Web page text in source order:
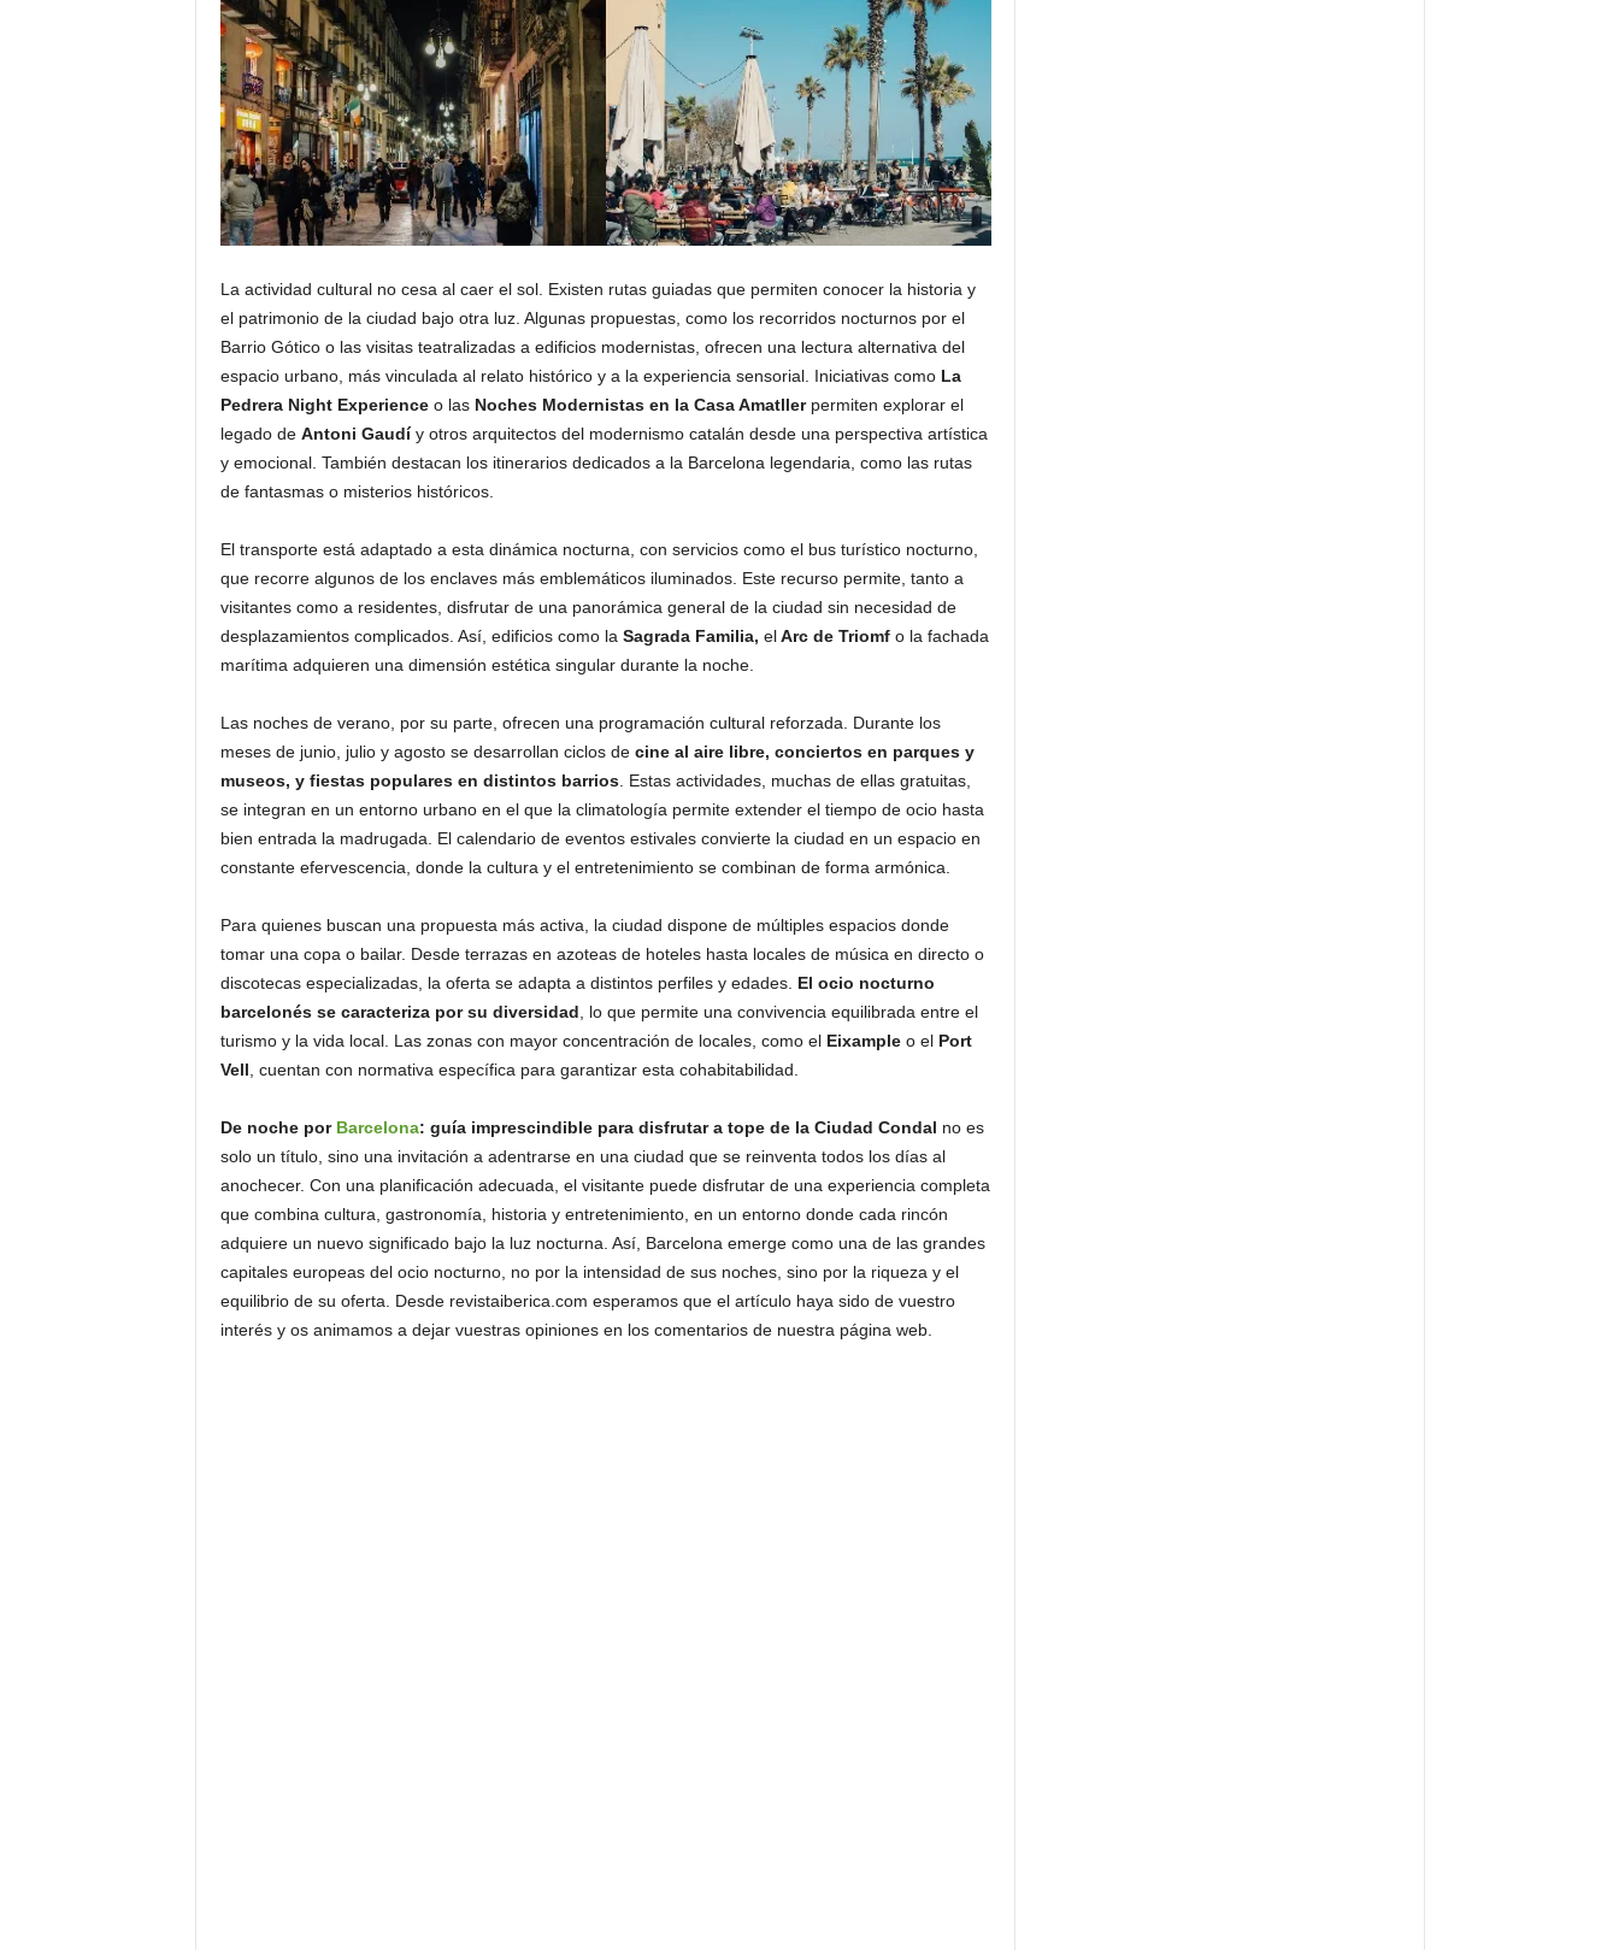
La actividad cultural no cesa al caer el sol. Existen rutas guiadas que permiten conocer la historia y
el patrimonio de la ciudad bajo otra luz. Algunas propuestas, como los recorridos nocturnos por el
Barrio Gótico o las visitas teatralizadas a edificios modernistas, ofrecen una lectura alternativa del
espacio urbano, más vinculada al relato histórico y a la experiencia sensorial. Iniciativas como La
Pedrera Night Experienceo las Noches Modernistas en la Casa Amatllerpermiten explorar el
legado de Antoni Gaudíy otros arquitectos del modernismo catalán desde una perspectiva artística
y emocional. También destacan los itinerarios dedicados a la Barcelona legendaria, como las rutas
de fantasmas o misterios históricos.
El transporte está adaptado a esta dinámica nocturna, con servicios como el bus turístico nocturno,
que recorre algunos de los enclaves más emblemáticos iluminados. Este recurso permite, tanto a
visitantes como a residentes, disfrutar de una panorámica general de la ciudad sin necesidad de
desplazamientos complicados. Así, edificios como la Sagrada Familia, elArc de Triomfo la fachada
marítima adquieren una dimensión estética singular durante la noche.
Las noches de verano, por su parte, ofrecen una programación cultural reforzada. Durante los
meses de junio, julio y agosto se desarrollan ciclos decine al aire libre, conciertos en parques y
museos, y fiestas populares en distintos barrios. Estas actividades, muchas de ellas gratuitas,
se integran en un entorno urbano en el que la climatología permite extender el tiempo de ocio hasta
bien entrada la madrugada. El calendario de eventos estivales convierte la ciudad en un espacio en
constante efervescencia, donde la cultura y el entretenimiento se combinan de forma armónica.
Para quienes buscan una propuesta más activa, la ciudad dispone de múltiples espacios donde
tomar una copa o bailar. Desde terrazas en azoteas de hoteles hasta locales de música en directo o
discotecas especializadas, la oferta se adapta a distintos perfiles y edades. El ocio nocturno
barcelonés se caracteriza por su diversidad , lo que permite una convivencia equilibrada entre el
turismo y la vida local. Las zonas con mayor concentración de locales, como el Eixample o elPort
Vell , cuentan con normativa específica para garantizar esta cohabitabilidad.
De noche por Barcelona: guía imprescindible para disfrutar a tope de la Ciudad Condal no es
solo un título, sino una invitación a adentrarse en una ciudad que se reinventa todos los días al
anochecer. Con una planificación adecuada, el visitante puede disfrutar de una experiencia completa
que combina cultura, gastronomía, historia y entretenimiento, en un entorno donde cada rincón
adquiere un nuevo significado bajo la luz nocturna. Así, Barcelona emerge como una de las grandes
capitales europeas del ocio nocturno, no por la intensidad de sus noches, sino por la riqueza y el
equilibrio de su oferta. Desde revistaiberica.com esperamos que el artículo haya sido de vuestro
interés y os animamos a dejar vuestras opiniones en los comentarios de nuestra página web.